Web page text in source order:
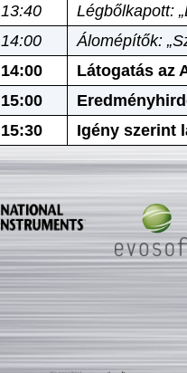
13:40
Légbőlkapott:
14:00
Álomépítők:
14:00
Látogatás az
15:00
15:30
Igény szerint